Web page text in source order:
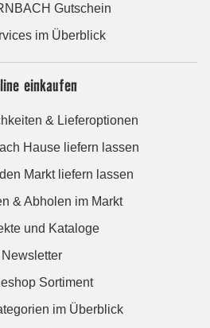
Gutschein
im Überblick
einkaufen
& Lieferoptionen
Hause liefern lassen
Markt liefern lassen
& Abholen im Markt
und Kataloge
Newsletter
Sortiment
im Überblick